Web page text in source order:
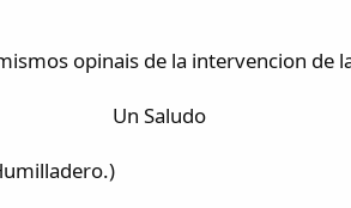
mismos opinais de la